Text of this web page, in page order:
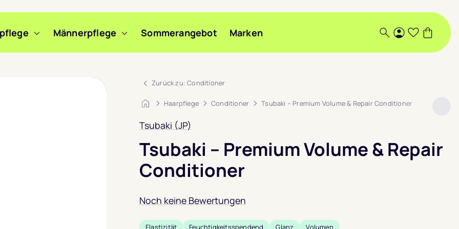
Männerpflege Sommerangebot Marken Suche
Login
Zurück zu: Conditioner
Startseite
Haarpflege Conditioner Tsubaki – Premium Volume & Repair Conditioner
Tsubaki (JP)
Tsubaki – Premium Volume & Repair
Conditioner
Noch keine Bewertungen
Elastizität Feuchtigkeitsspendend Glanz Volumen